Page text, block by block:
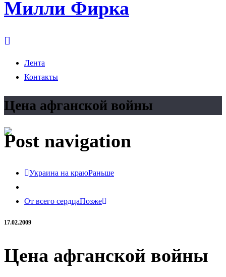
Милли Фирка
Лента
Контакты
Цена афганской войны
Post navigation
Украина на краюРаньше
От всего сердцаПозже
17.02.2009
Цена афганской войны